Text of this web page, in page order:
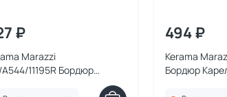
₽
Marazzi
11195R Бордюр
обрезной 30x3,4x9
494 ₽
Kerama
Бордюр